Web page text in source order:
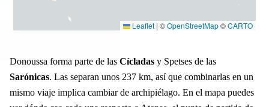
Leaflet | ©OpenStreetMap©CARTO
Donoussa forma parte de las Cícladas y Spetses de las
Sarónicas. Las separan unos 237 km, así que combinarlas en un
mismo viaje implica cambiar de archipiélago. En el mapa puedes